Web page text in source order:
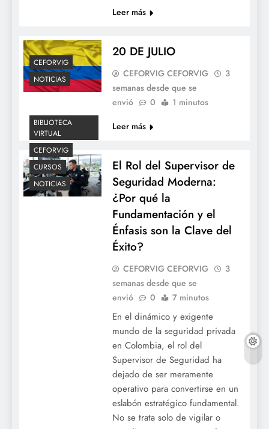
Leer más
CEFORVIG
NOTICIAS
20 DE JULIO
CEFORVIG CEFORVIG
3
semanas desde que se
envió
0
1 minutos
Leer más
BIBLIOTECA
VIRTUAL
CEFORVIG
CURSOS
NOTICIAS
El Rol del Supervisor de
Seguridad Moderna:
¿Por qué la
Fundamentación y el
Énfasis son la Clave del
Éxito?
CEFORVIG CEFORVIG
3
semanas desde que se
envió
0 7 minutos
En el dinámico y exigente
mundo de la seguridad privada
en Colombia, el rol del
Supervisor de Seguridad ha
dejado de ser meramente
operativo para convertirse en un
eslabón estratégico fundamental.
No se trata solo de vigilar o